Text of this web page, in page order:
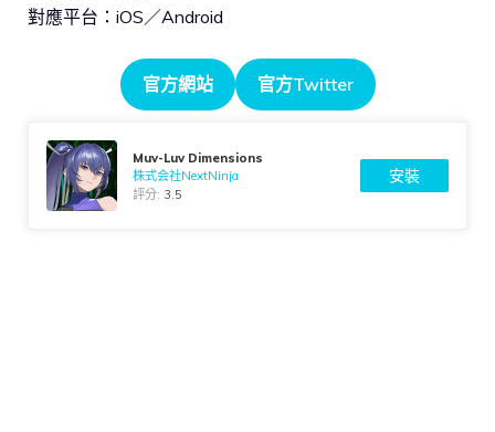
對應平台：iOS／Android
官方網站 官方Twitter
Muv-Luv Dimensions
株式会社NextNinja
評分: 3.5
安裝